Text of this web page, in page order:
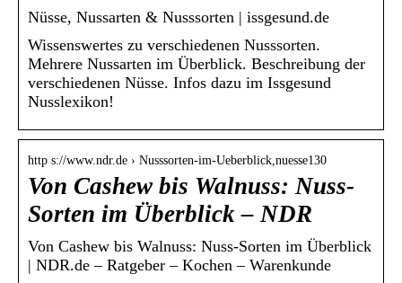
Nüsse, Nussarten & Nusssorten | issgesund.de
Wissenswertes zu verschiedenen Nusssorten.
Mehrere Nussarten im Überblick. Beschreibung der
verschiedenen Nüsse. Infos dazu im Issgesund
Nusslexikon!
http s://www.ndr.de › Nusssorten-im-Ueberblick,nuesse130
Von Cashew bis Walnuss: Nuss-
Sorten im Überblick – NDR
Von Cashew bis Walnuss: Nuss-Sorten im Überblick
| NDR.de – Ratgeber – Kochen – Warenkunde